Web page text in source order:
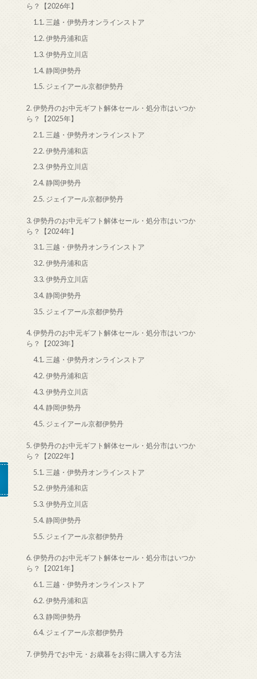
ら？【2026年】
1.1. 三越・伊勢丹オンラインストア
1.2.伊勢丹浦和店
1.3.伊勢丹立川店
1.4.静岡伊勢丹
1.5. ジェイアール京都伊勢丹
2.伊勢丹のお中元ギフト解体セール・処分市はいつか
ら？【2025年】
2.1. 三越・伊勢丹オンラインストア
2.2.伊勢丹浦和店
2.3.伊勢丹立川店
2.4.静岡伊勢丹
2.5. ジェイアール京都伊勢丹
3.伊勢丹のお中元ギフト解体セール・処分市はいつか
ら？【2024年】
3.1. 三越・伊勢丹オンラインストア
3.2.伊勢丹浦和店
3.3.伊勢丹立川店
3.4.静岡伊勢丹
3.5. ジェイアール京都伊勢丹
4.伊勢丹のお中元ギフト解体セール・処分市はいつか
ら？【2023年】
4.1. 三越・伊勢丹オンラインストア
4.2.伊勢丹浦和店
4.3.伊勢丹立川店
4.4.静岡伊勢丹
4.5. ジェイアール京都伊勢丹
5.伊勢丹のお中元ギフト解体セール・処分市はいつか
ら？【2022年】
5.1. 三越・伊勢丹オンラインストア
5.2.伊勢丹浦和店
5.3.伊勢丹立川店
5.4.静岡伊勢丹
5.5. ジェイアール京都伊勢丹
6.伊勢丹のお中元ギフト解体セール・処分市はいつか
ら？【2021年】
6.1. 三越・伊勢丹オンラインストア
6.2.伊勢丹浦和店
6.3.静岡伊勢丹
6.4. ジェイアール京都伊勢丹
7.伊勢丹でお中元・お歳暮をお得に購入する方法